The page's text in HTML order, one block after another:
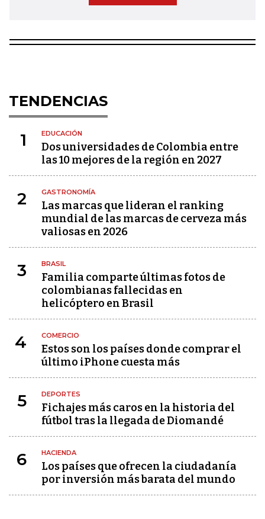
TENDENCIAS
1 EDUCACIÓN
Dos universidades de Colombia entre
las 10 mejores de la región en 2027
2 GASTRONOMÍA
Las marcas que lideran el ranking
mundial de las marcas de cerveza más
valiosas en 2026
3 BRASIL
Familia comparte últimas fotos de
colombianas fallecidas en
helicóptero en Brasil
4 COMERCIO
Estos son los países donde comprar el
último iPhone cuesta más
5 DEPORTES
Fichajes más caros en la historia del
fútbol tras la llegada de Diomandé
6 HACIENDA
Los países que ofrecen la ciudadanía
por inversión más barata del mundo